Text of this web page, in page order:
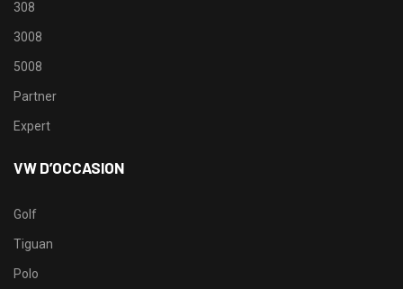
308
3008
5008
Partner
Expert
VW D’OCCASION
Golf
Tiguan
Polo